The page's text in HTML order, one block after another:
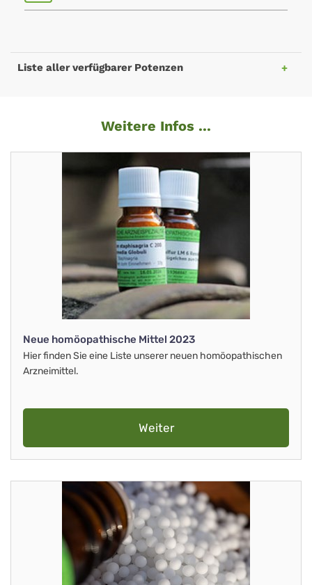
Liste aller verfügbarer Potenzen
Weitere Infos ...
Neue homöopathische Mittel 2023
Hier finden Sie eine Liste unserer neuen homöopathischen
Arzneimittel.
Weiter